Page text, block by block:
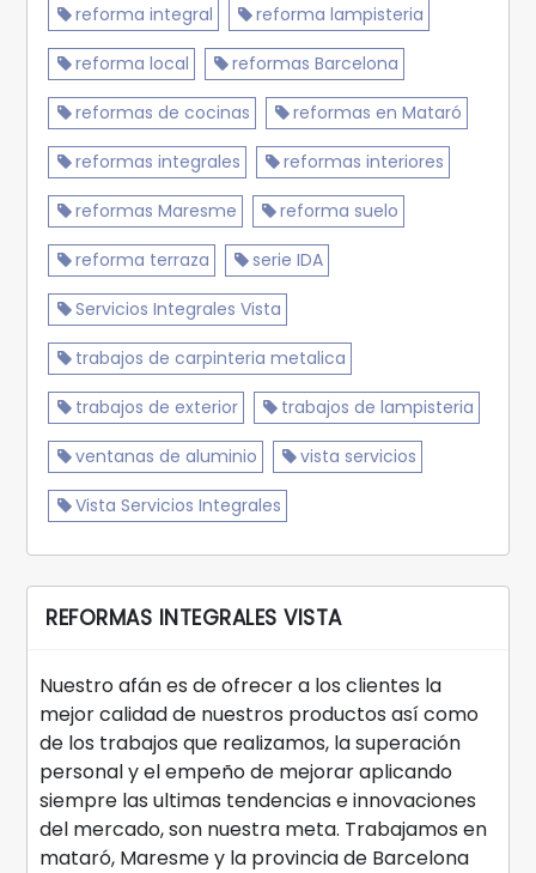
reforma integral reforma lampisteria
reforma local reformas Barcelona
reformas de cocinas reformas en Mataró
reformas integrales reformas interiores
reformas Maresme reforma suelo
reforma terraza serie IDA
Servicios Integrales Vista
trabajos de carpinteria metalica
trabajos de exterior trabajos de lampisteria
ventanas de aluminio vista servicios
Vista Servicios Integrales
REFORMAS INTEGRALES VISTA
Nuestro afán es de ofrecer a los clientes la
mejor calidad de nuestros productos así como
de los trabajos que realizamos, la superación
personal y el empeño de mejorar aplicando
siempre las ultimas tendencias e innovaciones
del mercado, son nuestra meta. Trabajamos en
mataró, Maresme y la provincia de Barcelona